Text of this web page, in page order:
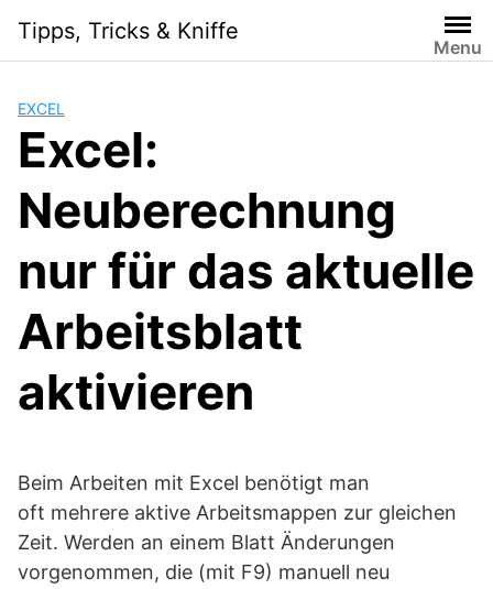
content
Tipps, Tricks & Kniffe
Menu
EXCEL
Excel:
Neuberechnung
nur für das aktuelle
Arbeitsblatt
aktivieren
Beim Arbeiten mit Excel benötigt man
oft mehrere aktive Arbeitsmappen zur gleichen
Zeit. Werden an einem Blatt Änderungen
vorgenommen, die (mit F9) manuell neu